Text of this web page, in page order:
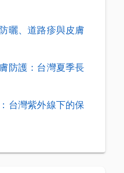
曬、道路疹與皮膚
防護：台灣夏季長
台灣紫外線下的保